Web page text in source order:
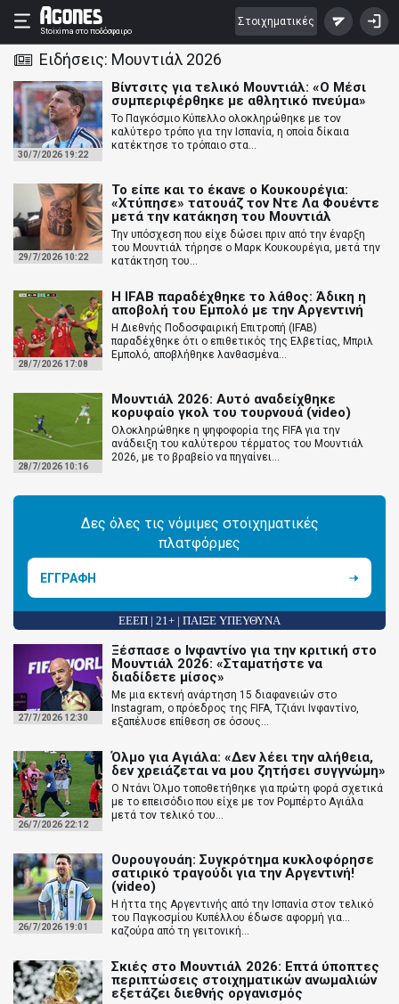
Stoixima στο ποδόσφαιρο
Στοιχηματικές
Ειδήσεις: Μουντιάλ 2026
30/7/2026 19:22
Βίντσιτς για τελικό Μουντιάλ: «Ο Μέσι
συμπεριφέρθηκε με αθλητικό πνεύμα»
Το Παγκόσμιο Κύπελλο ολοκληρώθηκε με τον
καλύτερο τρόπο για την Ισπανία, η οποία δίκαια
κατέκτησε το τρόπαιο στα...
29/7/2026 10:22
Το είπε και το έκανε ο Κουκουρέγια:
«Χτύπησε» τατουάζ τον Ντε Λα Φουέντε
μετά την κατάκηση του Μουντιάλ
Την υπόσχεση που είχε δώσει πριν από την έναρξη
του Μουντιάλ τήρησε ο Μαρκ Κουκουρέγια, μετά την
κατάκτηση του...
28/7/2026 17:08
Η IFAB παραδέχθηκε το λάθος: Άδικη η
αποβολή του Εμπολό με την Αργεντινή
Η Διεθνής Ποδοσφαιρική Επιτροπή (IFAB)
παραδέχθηκε ότι ο επιθετικός της Ελβετίας, Μπριλ
Εμπολό, αποβλήθηκε λανθασμένα...
28/7/2026 10:16
Μουντιάλ 2026: Αυτό αναδείχθηκε
κορυφαίο γκολ του τουρνουά (video)
Ολοκληρώθηκε η ψηφοφορία της FIFA για την
ανάδειξη του καλύτερου τέρματος του Μουντιάλ
2026, με το βραβείο να πηγαίνει...
Δες όλες τις νόμιμες στοιχηματικές
πλατφόρμες
ΕΓΓΡΑΦΗ
ΕΕΕΠ | 21+ | ΠΑΙΞΕ ΥΠΕΥΘΥΝΑ
27/7/2026 12:30
Ξέσπασε ο Ινφαντίνο για την κριτική στο
Μουντιάλ 2026: «Σταματήστε να
διαδίδετε μίσος»
Με μια εκτενή ανάρτηση 15 διαφανειών στο
Instagram, ο πρόεδρος της FIFA, Τζιάνι Ινφαντίνο,
εξαπέλυσε επίθεση σε όσους...
26/7/2026 22:12
Όλμο για Αγιάλα: «Δεν λέει την αλήθεια,
δεν χρειάζεται να μου ζητήσει συγγνώμη»
Ο Ντάνι Όλμο τοποθετήθηκε για πρώτη φορά σχετικά
με το επεισόδιο που είχε με τον Ρομπέρτο Αγιάλα
μετά τον τελικό του...
26/7/2026 19:01
Ουρουγουάη: Συγκρότημα κυκλοφόρησε
σατιρικό τραγούδι για την Αργεντινή!
(video)
Η ήττα της Αργεντινής από την Ισπανία στον τελικό
του Παγκοσμίου Κυπέλλου έδωσε αφορμή για...
καζούρα από τη γειτονική...
Σκιές στο Μουντιάλ 2026: Επτά ύποπτες
περιπτώσεις στοιχηματικών ανωμαλιών
εξετάζει διεθνής οργανισμός